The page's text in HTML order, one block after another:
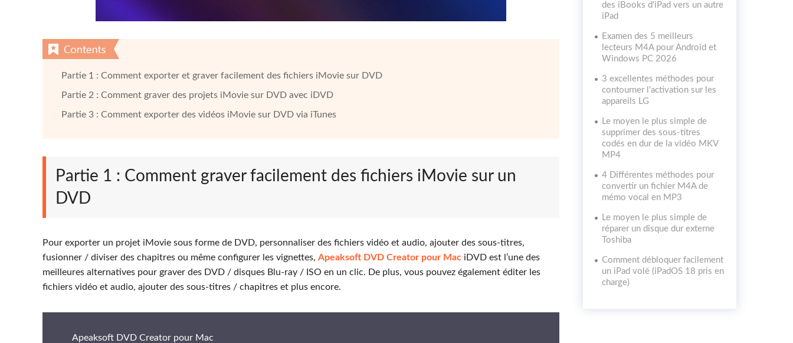
Partie 1 : Comment exporter et graver facilement des fichiers iMovie sur DVD
Partie 2 : Comment graver des projets iMovie sur DVD avec iDVD
Partie 3 : Comment exporter des vidéos iMovie sur DVD via iTunes
Partie 1 : Comment graver facilement des fichiers iMovie sur un
DVD
Pour exporter un projet iMovie sous forme de DVD, personnaliser des fichiers vidéo et audio, ajouter des sous-titres,
fusionner / diviser des chapitres ou même configurer les vignettes, Apeaksoft DVD Creator pour Mac iDVD est l’une des
meilleures alternatives pour graver des DVD / disques Blu-ray / ISO en un clic. De plus, vous pouvez également éditer les
fichiers vidéo et audio, ajouter des sous-titres / chapitres et plus encore.
Apeaksoft DVD Creator pour Mac
des iBooks d'iPad vers un autre
iPad
Examen des 5 meilleurs
lecteurs M4A pour Android et
Windows PC 2026
3 excellentes méthodes pour
contourner l'activation sur les
appareils LG
Le moyen le plus simple de
supprimer des sous-titres
codés en dur de la vidéo MKV
MP4
4 Différentes méthodes pour
convertir un fichier M4A de
mémo vocal en MP3
Le moyen le plus simple de
réparer un disque dur externe
Toshiba
Comment débloquer facilement
un iPad volé (iPadOS 18 pris en
charge)